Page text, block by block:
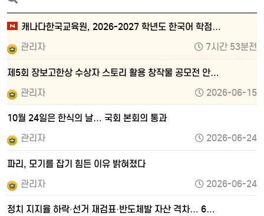
캐나다한국교육원, 2026-2027 학년도 한국어 학점…
관리자
7시간 53분전
제5회 장보고한상 수상자 스토리 활용 창작물 공모전 안…
관리자
2026-06-15
10월 24일은 한식의 날… 국회 본회의 통과
관리자
2026-06-24
파리, 모기를 잡기 힘든 이유 밝혀졌다
관리자
2026-06-24
정치 지지율 하락·선거 재검표·반도체발 자산 격차… 6…